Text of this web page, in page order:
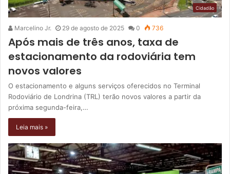
Cidadão
Marcelino Jr. 29 de agosto de 2025 0 736
Após mais de três anos, taxa de
estacionamento da rodoviária tem
novos valores
O estacionamento e alguns serviços oferecidos no Terminal
Rodoviário de Londrina (TRL) terão novos valores a partir da
próxima segunda-feira,…
Leia mais »